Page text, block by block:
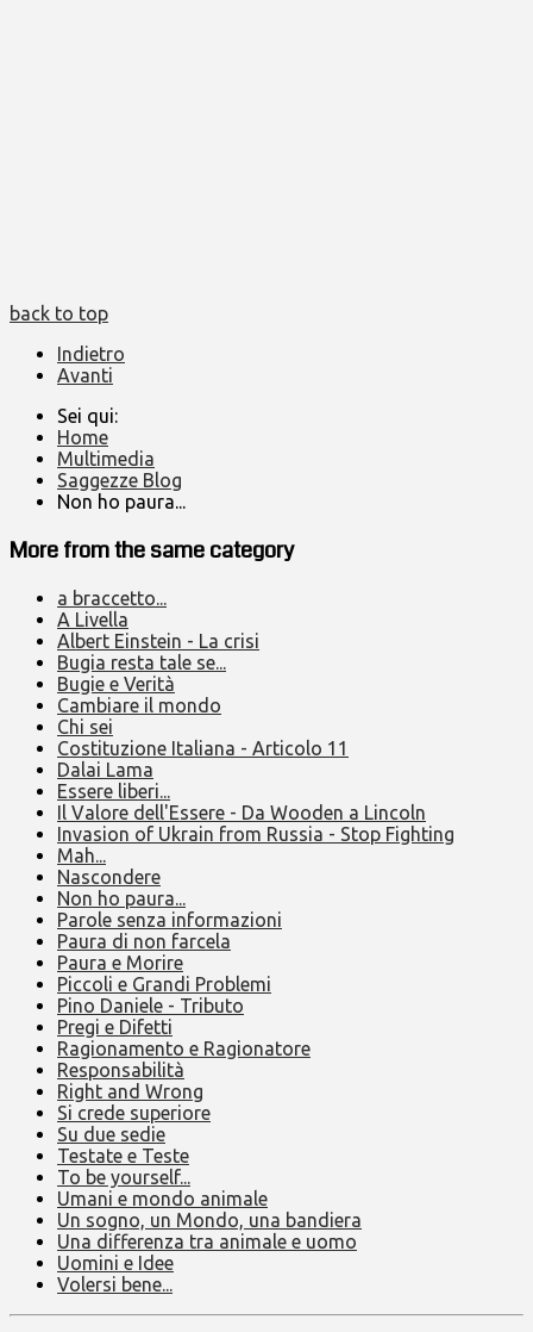
back to top
Indietro
Avanti
Sei qui:
Home
Multimedia
Saggezze Blog
Non ho paura...
More from the same category
a braccetto...
A Livella
Albert Einstein - La crisi
Bugia resta tale se...
Bugie e Verità
Cambiare il mondo
Chi sei
Costituzione Italiana - Articolo 11
Dalai Lama
Essere liberi...
Il Valore dell'Essere - Da Wooden a Lincoln
Invasion of Ukrain from Russia - Stop Fighting
Mah...
Nascondere
Non ho paura...
Parole senza informazioni
Paura di non farcela
Paura e Morire
Piccoli e Grandi Problemi
Pino Daniele - Tributo
Pregi e Difetti
Ragionamento e Ragionatore
Responsabilità
Right and Wrong
Si crede superiore
Su due sedie
Testate e Teste
To be yourself...
Umani e mondo animale
Un sogno, un Mondo, una bandiera
Una differenza tra animale e uomo
Uomini e Idee
Volersi bene...